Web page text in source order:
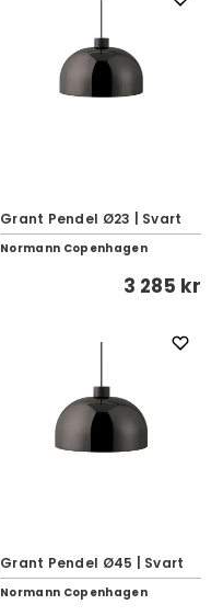
Grant Pendel Ø23 | Svart
Normann Copenhagen
3 285 kr
Grant Pendel Ø45 | Svart
Normann Copenhagen